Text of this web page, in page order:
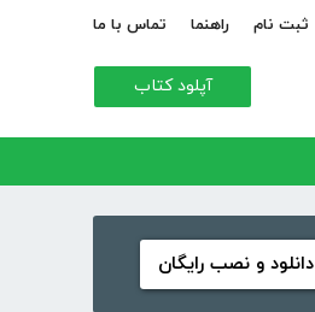
ثبت نام راهنما تماس با ما
آپلود کتاب
دانلود و نصب رایگان